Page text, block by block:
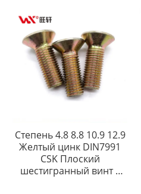
Степень 4.8 8.8 10.9 12.9
Желтый цинк DIN7991
CSK Плоский
шестигранный винт с